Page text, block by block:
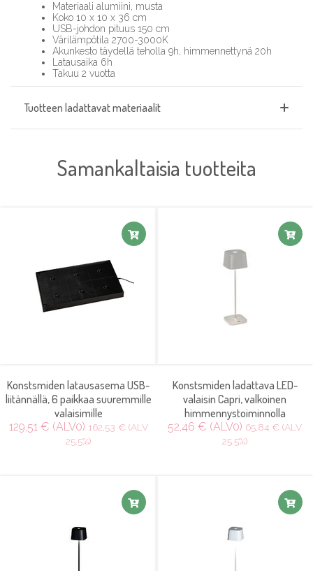
Materiaali alumiini, musta
Koko 10 x 10 x 36 cm
USB-johdon pituus 150 cm
Värilämpötila 2700-3000K
Akunkesto täydellä teholla 9h, himmennettynä 20h
Latausaika 6h
Takuu 2 vuotta
Tuotteen ladattavat materiaalit
Samankaltaisia tuotteita
Konstsmiden latausasema USB-
liitännällä, 6 paikkaa suuremmille
valaisimille
129,51 € (ALV0) 162,53 € (ALV
25.5%)
Konstsmiden ladattava LED-
valaisin Capri, valkoinen
himmennystoiminnolla
52,46 € (ALV0) 65,84 € (ALV
25.5%)